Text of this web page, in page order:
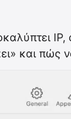
IP,
και πώς